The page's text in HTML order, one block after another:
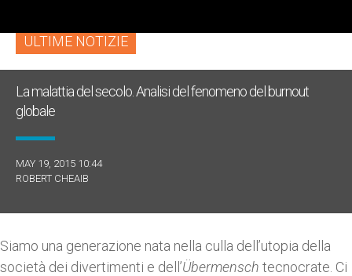
ULTIME NOTIZIE
La malattia del secolo. Analisi del fenomeno del burnout
globale
MAY 19, 2015 10:44
ROBERT CHEAIB
Siamo una generazione nata nella culla dell’utopia della
società dei divertimenti e dell’Übermensch tecnocrate. Ci